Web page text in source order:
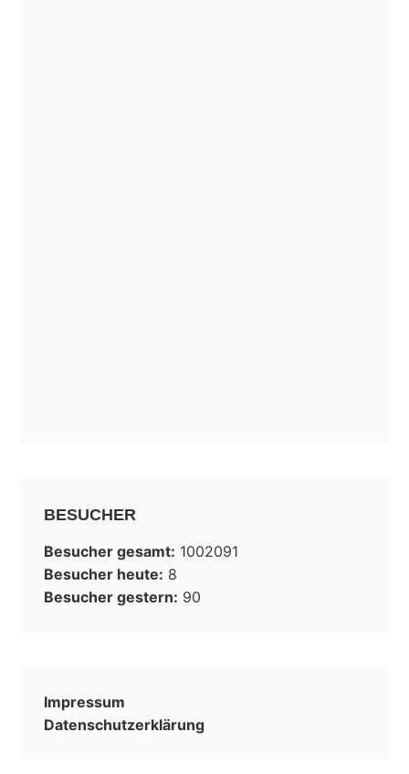
BESUCHER
Besucher gesamt: 1002091
Besucher heute: 8
Besucher gestern: 90
Impressum
Datenschutzerklärung